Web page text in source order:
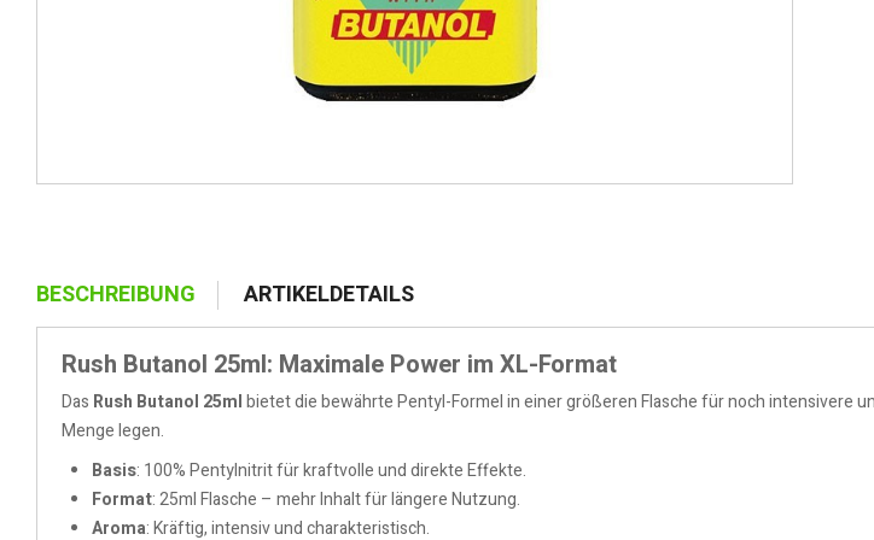
BESCHREIBUNG ARTIKELDETAILS
Rush Butanol 25ml: Maximale Power im XL-Format
Das Rush Butanol 25mlbietet die bewährte Pentyl-Formel in einer größeren Flasche für noch intensivere
Menge legen.
Basis: 100% Pentylnitrit für kraftvolle und direkte Effekte.
Format: 25ml Flasche – mehr Inhalt für längere Nutzung.
Aroma: Kräftig, intensiv und charakteristisch.